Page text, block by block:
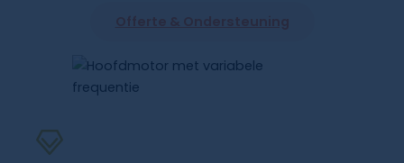
Offerte & Ondersteuning